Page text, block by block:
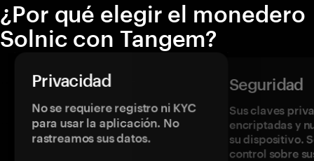
¿Por qué elegir el monedero
Solnic con Tangem?
Privacidad
No se requiere registro ni KYC
para usar la aplicación. No
rastreamos sus datos.
Seguridad
Sus claves
encriptadas y
su dispositivo.
control sobre